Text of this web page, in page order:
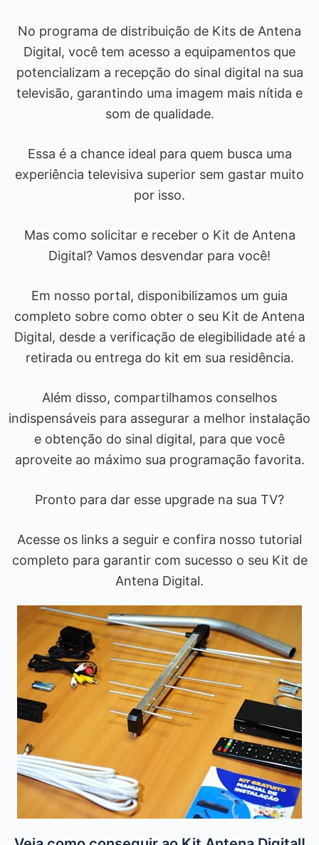
No programa de distribuição de Kits de Antena
Digital, você tem acesso a equipamentos que
potencializam a recepção do sinal digital na sua
televisão, garantindo uma imagem mais nítida e
som de qualidade.
Essa é a chance ideal para quem busca uma
experiência televisiva superior sem gastar muito
por isso.
Mas como solicitar e receber o Kit de Antena
Digital? Vamos desvendar para você!
Em nosso portal, disponibilizamos um guia
completo sobre como obter o seu Kit de Antena
Digital, desde a verificação de elegibilidade até a
retirada ou entrega do kit em sua residência.
Além disso, compartilhamos conselhos
indispensáveis para assegurar a melhor instalação
e obtenção do sinal digital, para que você
aproveite ao máximo sua programação favorita.
Pronto para dar esse upgrade na sua TV?
Acesse os links a seguir e confira nosso tutorial
completo para garantir com sucesso o seu Kit de
Antena Digital.